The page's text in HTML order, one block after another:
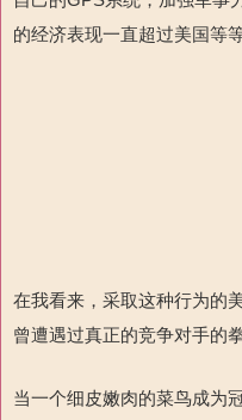
的经济表现一直超过美国等
在我看来，采取这种行为的
曾遭遇过真正的竞争对手的
当一个细皮嫩肉的菜鸟成为